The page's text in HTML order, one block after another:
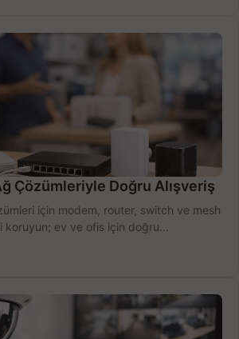
Çözümleriyle Doğru Alışveriş
için modem, router, switch ve mesh
koruyun; ev ve ofis için doğru